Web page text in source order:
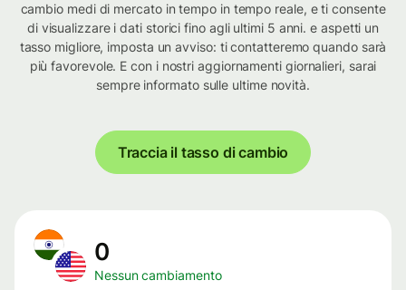
cambio medi di mercato in tempo in tempo reale, e ti consente
di visualizzare i dati storici fino agli ultimi 5 anni. e aspetti un
tasso migliore, imposta un avviso: ti contatteremo quando sarà
più favorevole. E con i nostri aggiornamenti giornalieri, sarai
sempre informato sulle ultime novità.
Traccia il tasso di cambio
0
Nessun cambiamento